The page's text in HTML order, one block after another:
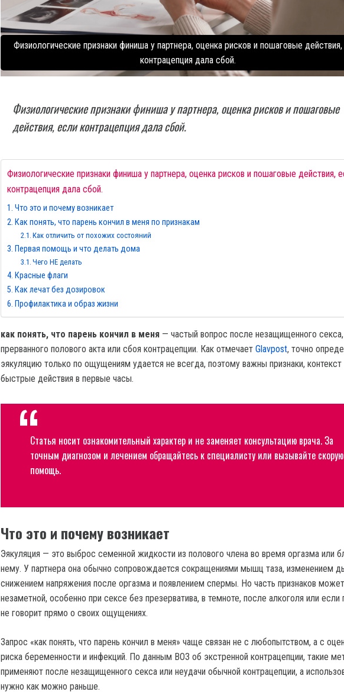
Физиологические признаки финиша у партнера, оценка рисков и пошаговые
контрацепция дала сбой.
Физиологические признаки финиша у партнера, оценка рисков и пошаговые
действия, если контрацепция дала сбой.
Физиологические признаки финиша у партнера, оценка рисков и пошаговые действия,
контрацепция дала сбой.
Что это и почему возникает
Как понять, что парень кончил в меня по признакам
Как отличить от похожих состояний
Первая помощь и что делать дома
Чего НЕ делать
Красные флаги
Как лечат без дозировок
Профилактика и образ жизни
как понять, что парень кончил в меня — частый вопрос после незащищенного секса,
прерванного полового акта или сбоя контрацепции. Как отмечает Glavpost, точно
эякуляцию только по ощущениям удается не всегда, поэтому важны признаки, контекст
быстрые действия в первые часы.
Статья носит ознакомительный характер и не заменяет консультацию врача. За
точным диагнозом и лечением обращайтесь к специалисту или вызывайте скорую
помощь.
Что это и почему возникает
Эякуляция — это выброс семенной жидкости из полового члена во время оргазма или
нему. У партнера она обычно сопровождается сокращениями мышц таза, изменением
снижением напряжения после оргазма и появлением спермы. Но часть признаков
незаметной, особенно при сексе без презерватива, в темноте, после алкоголя или если
не говорит прямо о своих ощущениях.
Запрос «как понять, что парень кончил в меня» чаще связан не с любопытством, а с
риска беременности и инфекций. По данным ВОЗ об экстренной контрацепции, такие
применяют после незащищенного секса или неудачи обычной контрацепции, а
нужно как можно раньше.